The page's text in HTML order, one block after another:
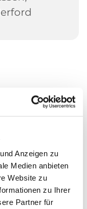
Anzeigen zu
Medien anbieten
Website zu
zu Ihrer
Partner für